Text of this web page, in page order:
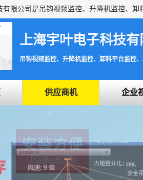
上海宇叶电子科技有
吊钩视频监控、升降机监控、卸料平台监控
供应商机 企业